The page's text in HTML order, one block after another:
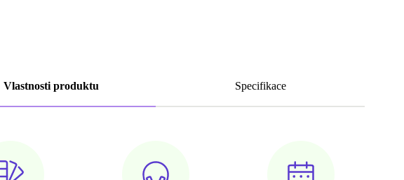
Vlastnosti produktu Specifikace